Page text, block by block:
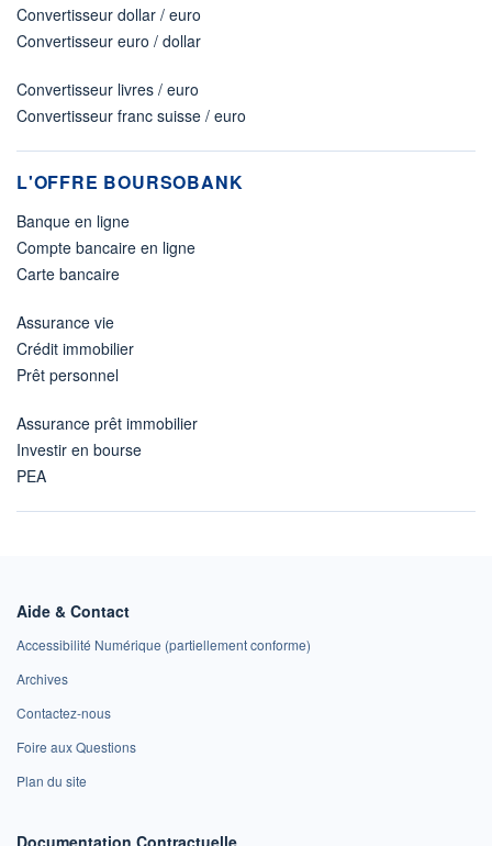
Convertisseur dollar / euro
Convertisseur euro / dollar
Convertisseur livres / euro
Convertisseur franc suisse / euro
L'OFFRE BOURSOBANK
Banque en ligne
Compte bancaire en ligne
Carte bancaire
Assurance vie
Crédit immobilier
Prêt personnel
Assurance prêt immobilier
Investir en bourse
PEA
Aide & Contact
Accessibilité Numérique (partiellement conforme)
Archives
Contactez-nous
Foire aux Questions
Plan du site
Documentation Contractuelle